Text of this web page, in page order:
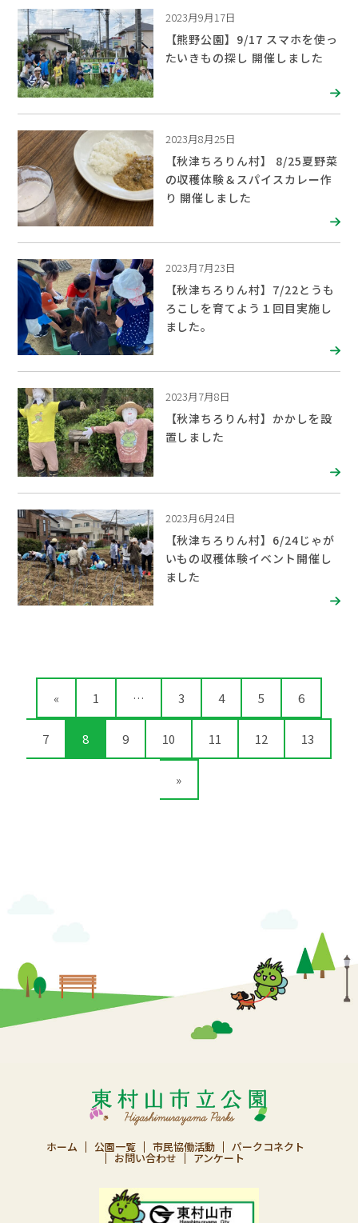
2023月9月17日
【熊野公園】9/17 スマホを使っ
たいきもの探し 開催しました
2023月8月25日
【秋津ちろりん村】 8/25夏野菜
の収穫体験＆スパイスカレー作
り 開催しました
2023月7月23日
【秋津ちろりん村】7/22とうも
ろこしを育てよう１回目実施し
ました。
2023月7月8日
【秋津ちろりん村】かかしを設
置しました
2023月6月24日
【秋津ちろりん村】6/24じゃが
いもの収穫体験イベント開催し
ました
« 1 … 3 4 5 6
7 8 9 10 11 12 13
»
ホーム 公園一覧 市民協働活動 パークコネクト
お問い合わせ アンケート